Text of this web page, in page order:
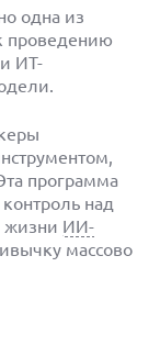
одна из
проведению
ИТ-
программа
над
жизни ИИ-
массово